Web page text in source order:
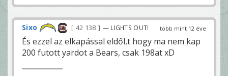
több mint 12 éve
Sixo 42 138 — LIGHTS OUT!
És ezzel az elkapással eldől,t hogy ma nem kap
200 futott yardot a Bears, csak 198at xD